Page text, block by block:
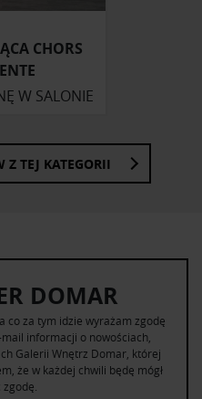
CHORS
W SALONIE
Z TEJ KATEGORII
DOMAR
co za tym idzie wyrażam zgodę
informacji o nowościach,
Galerii Wnętrz Domar, której
że w każdej chwili będę mógł
zgodę.